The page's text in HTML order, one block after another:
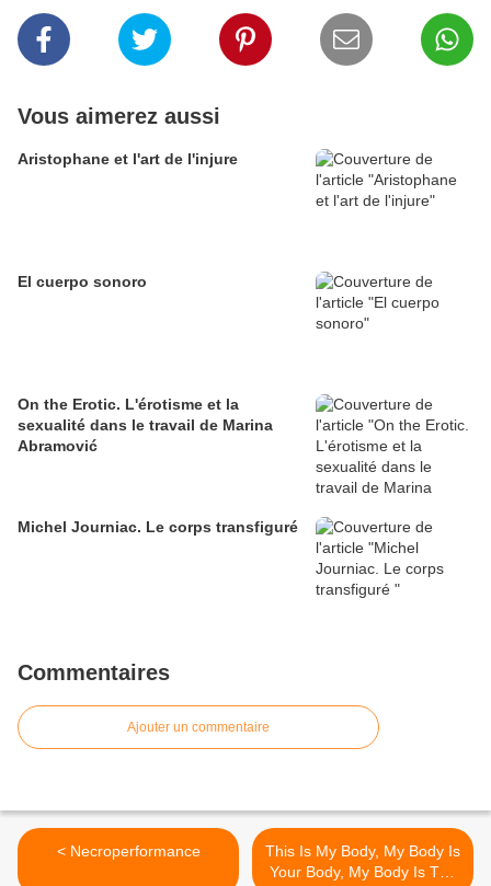
Vous aimerez aussi
Aristophane et l'art de l'injure
El cuerpo sonoro
On the Erotic. L'érotisme et la
sexualité dans le travail de Marina
Abramović
Michel Journiac. Le corps transfiguré
Commentaires
Ajouter un commentaire
< Necroperformance
This Is My Body, My Body Is
Your Body, My Body Is The